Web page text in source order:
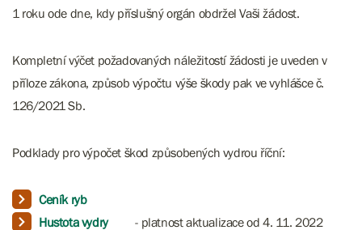
1 roku ode dne, kdy příslušný orgán obdržel Vaši žádost.
Kompletní výčet požadovaných náležitostí žádosti je uveden v
příloze zákona, způsob výpočtu výše škody pak ve vyhlášce č.
126/2021 Sb.
Podklady pro výpočet škod způsobených vydrou říční:
Ceník ryb
Hustota vydry
- platnost aktualizace od 4. 11. 2022